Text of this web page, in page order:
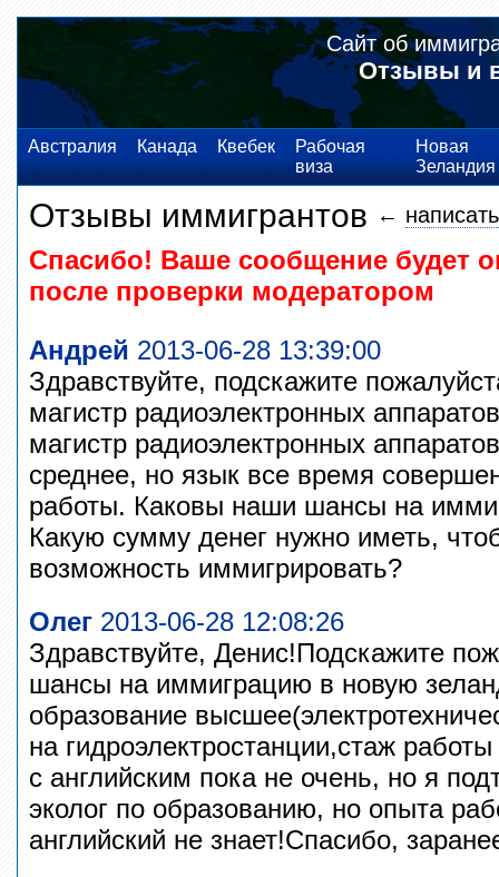
Сайт об
Отзывы и
Австралия Канада Квебек
Рабочая
виза
Новая
Зеландия
Отзывы иммигрантов ←
Спасибо! Ваше сообщение будет
после проверки модератором
Андрей 2013-06-28 13:39:00
Здравствуйте, подскажите
магистр радиоэлектронных
магистр радиоэлектронных
среднее, но язык все время
работы. Каковы наши шансы на
Какую сумму денег нужно иметь,
возможность иммигрировать?
Олег 2013-06-28 12:08:26
Здравствуйте, Денис!Подскажите
шансы на иммиграцию в новую
образование
на гидроэлектростанции,стаж
с английским пока не очень, но я
эколог по образованию, но опыта
английский не знает!Спасибо,